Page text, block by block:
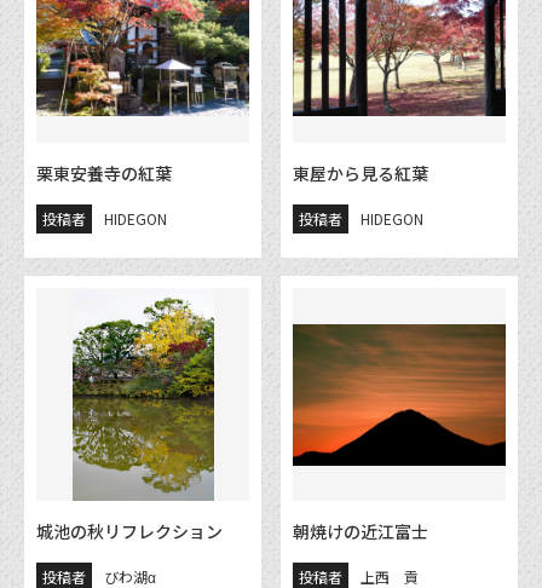
栗東安養寺の紅葉
投稿者 HIDEGON
東屋から見る紅葉
投稿者 HIDEGON
城池の秋リフレクション
投稿者 びわ湖α
朝焼けの近江富士
投稿者 上西 貢